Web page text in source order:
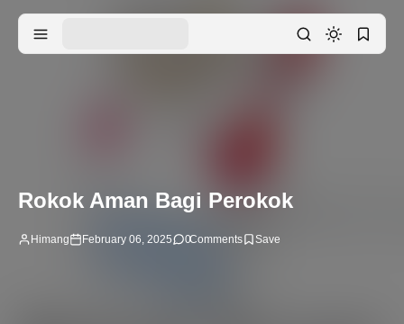
Rokok Aman Bagi Perokok
Himang February 06, 2025 0Comments